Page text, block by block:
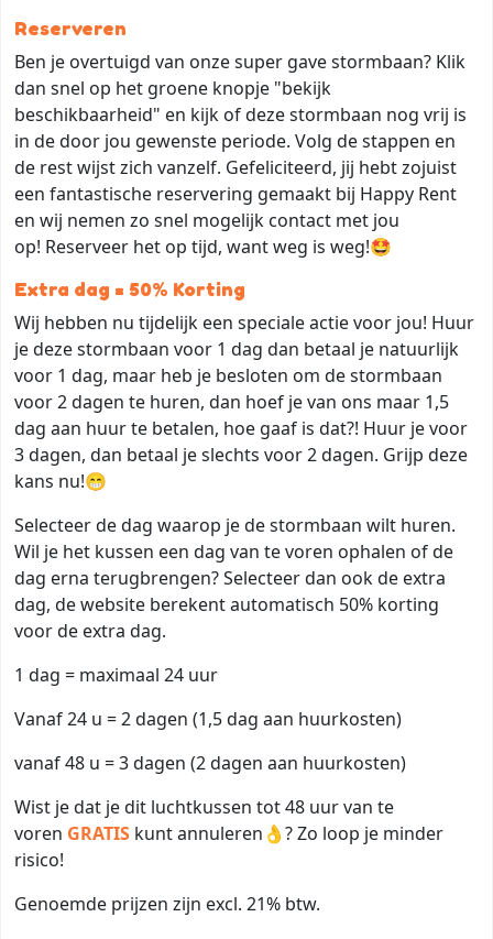
Reserveren
Ben je overtuigd van onze super gave stormbaan? Klik
dan snel op het groene knopje "bekijk
beschikbaarheid" en kijk of deze stormbaan nog vrij is
in de door jou gewenste periode. Volg de stappen en
de rest wijst zich vanzelf. Gefeliciteerd, jij hebt zojuist
een fantastische reservering gemaakt bij Happy Rent
en wij nemen zo snel mogelijk contact met jou
op! Reserveer het op tijd, want weg is weg!🤩
Extra dag = 50% Korting
Wij hebben nu tijdelijk een speciale actie voor jou! Huur
je deze stormbaan voor 1 dag dan betaal je natuurlijk
voor 1 dag, maar heb je besloten om de stormbaan
voor 2 dagen te huren, dan hoef je van ons maar 1,5
dag aan huur te betalen, hoe gaaf is dat?! Huur je voor
3 dagen, dan betaal je slechts voor 2 dagen. Grijp deze
kans nu!😁
Selecteer de dag waarop je de stormbaan wilt huren.
Wil je het kussen een dag van te voren ophalen of de
dag erna terugbrengen? Selecteer dan ook de extra
dag, de website berekent automatisch 50% korting
voor de extra dag.
1 dag = maximaal 24 uur
Vanaf 24 u = 2 dagen (1,5 dag aan huurkosten)
vanaf 48 u = 3 dagen (2 dagen aan huurkosten)
Wist je dat je dit luchtkussen tot 48 uur van te
voren GRATIS kunt annuleren👌? Zo loop je minder
risico!
Genoemde prijzen zijn excl. 21% btw.